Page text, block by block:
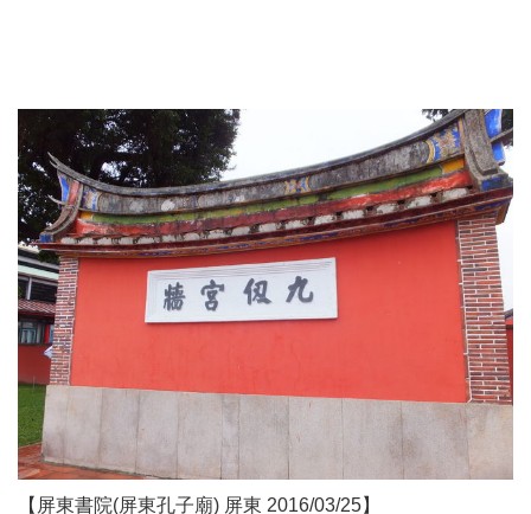
【屏東書院(屏東孔子廟) 屏東 2016/03/25】